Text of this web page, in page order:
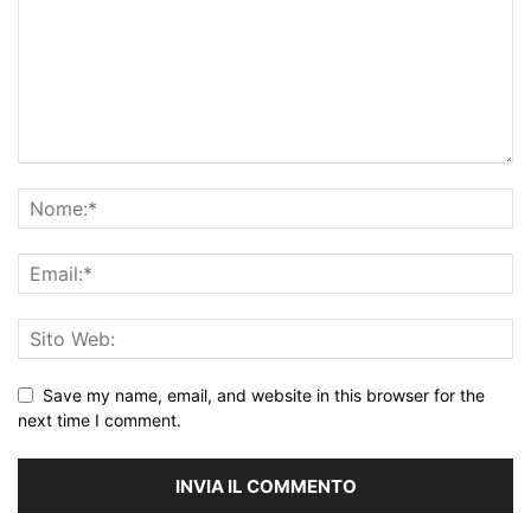
Save my name, email, and website in this browser for the
next time I comment.